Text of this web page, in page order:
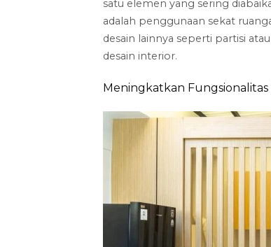
satu elemen yang sering
adalah penggunaan sekat
desain lainnya seperti partisi
desain interior.
Meningkatkan Fungsionalitas